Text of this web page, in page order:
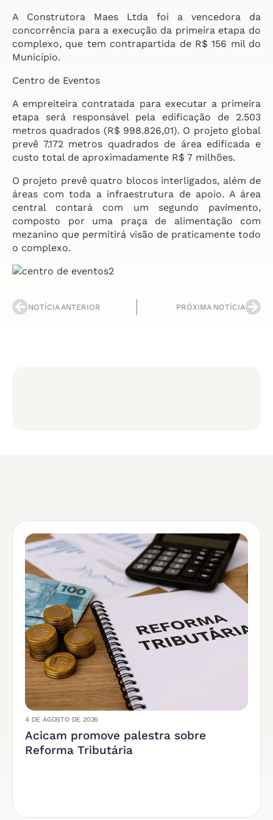
A Construtora Maes Ltda foi a vencedora da
concorrência para a execução da primeira etapa do
complexo, que tem contrapartida de R$ 156 mil do
Município.
Centro de Eventos
A empreiteira contratada para executar a primeira
etapa será responsável pela edificação de 2.503
metros quadrados (R$ 998.826,01). O projeto global
prevê 7.172 metros quadrados de área edificada e
custo total de aproximadamente R$ 7 milhões.
O projeto prevê quatro blocos interligados, além de
áreas com toda a infraestrutura de apoio. A área
central contará com um segundo pavimento,
composto por uma praça de alimentação com
mezanino que permitirá visão de praticamente todo
o complexo.
NOTÍCIA ANTERIOR PRÓXIMA NOTÍCIA
4 DE AGOSTO DE 2026
Acicam promove palestra sobre
Reforma Tributária